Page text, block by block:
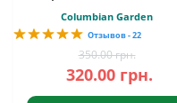
Columbian Garden
Отзывов - 22
350.00 грн.
320.00 грн.